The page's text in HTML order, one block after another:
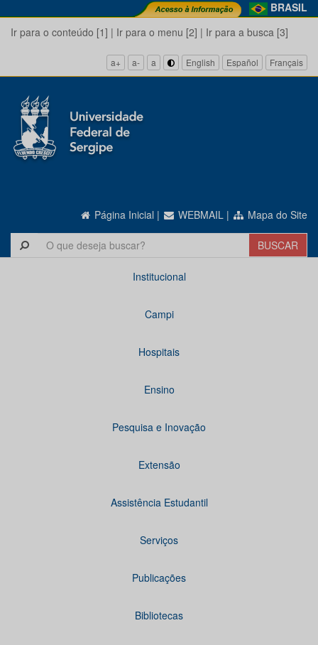
BRASIL
Ir para o conteúdo [1] | Ir para o menu [2] | Ir para a busca [3]
a+ a- a English Español Français
Página Inicial | WEBMAIL | Mapa do Site
Institucional
Campi
Hospitais
Ensino
Pesquisa e Inovação
Extensão
Assistência Estudantil
Serviços
Publicações
Bibliotecas